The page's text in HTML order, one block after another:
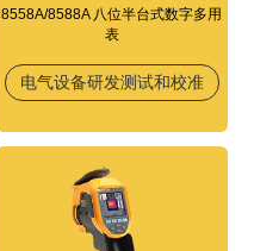
8558A/8588A 八位半台式数字多用
表
电气设备研发测试和校准